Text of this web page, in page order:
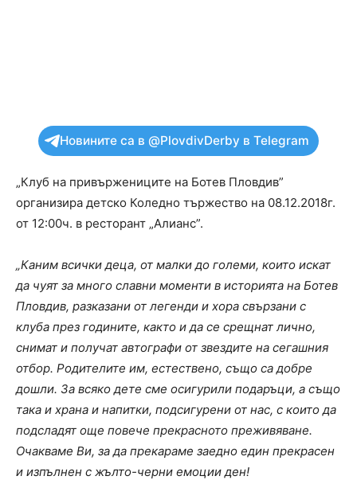
Новините са в @PlovdivDerby в Telegram
„Клуб на привържениците на Ботев Пловдив”
организира детско Коледно тържество на 08.12.2018г.
от 12:00ч. в ресторант „Алианс”.
„Каним всички деца, от малки до големи, които искат
да чуят за много славни моменти в историята на Ботев
Пловдив, разказани от легенди и хора свързани с
клуба през годините, както и да се срещнат лично,
снимат и получат автографи от звездите на сегашния
отбор. Родителите им, естествено, също са добре
дошли. За всяко дете сме осигурили подаръци, а също
така и храна и напитки, подсигурени от нас, с които да
подсладят още повече прекрасното преживяване.
Очакваме Ви, за да прекараме заедно един прекрасен
и изпълнен с жълто-черни емоции ден!